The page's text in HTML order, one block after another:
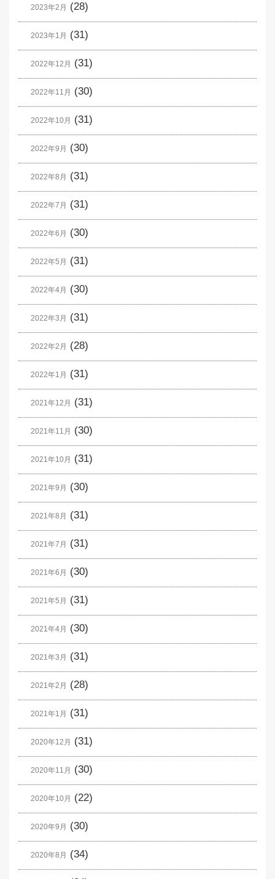
2023年2月 (28)
2023年1月 (31)
2022年12月 (31)
2022年11月 (30)
2022年10月 (31)
2022年9月 (30)
2022年8月 (31)
2022年7月 (31)
2022年6月 (30)
2022年5月 (31)
2022年4月 (30)
2022年3月 (31)
2022年2月 (28)
2022年1月 (31)
2021年12月 (31)
2021年11月 (30)
2021年10月 (31)
2021年9月 (30)
2021年8月 (31)
2021年7月 (31)
2021年6月 (30)
2021年5月 (31)
2021年4月 (30)
2021年3月 (31)
2021年2月 (28)
2021年1月 (31)
2020年12月 (31)
2020年11月 (30)
2020年10月 (22)
2020年9月 (30)
2020年8月 (34)